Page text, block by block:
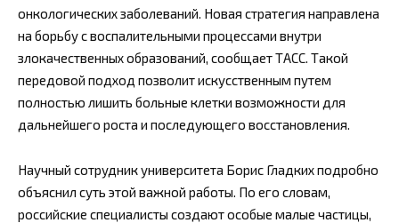
онкологических заболеваний. Новая стратегия направлена
на борьбу с воспалительными процессами внутри
злокачественных образований, сообщает ТАСС. Такой
передовой подход позволит искусственным путем
полностью лишить больные клетки возможности для
дальнейшего роста и последующего восстановления.
Научный сотрудник университета Борис Гладких подробно
объяснил суть этой важной работы. По его словам,
российские специалисты создают особые малые частицы,